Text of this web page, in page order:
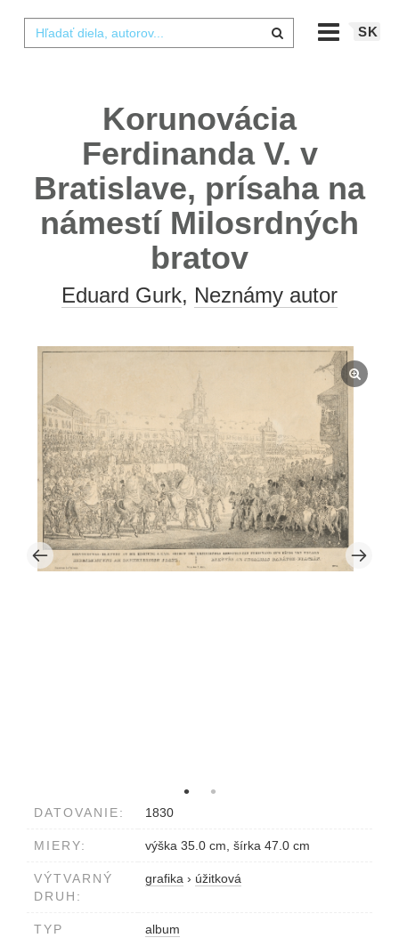
SK
Korunovácia
Ferdinanda V. v
Bratislave, prísaha na
námestí Milosrdných
bratov
Eduard Gurk, Neznámy autor
DATOVANIE: 1830
MIERY: výška 35.0 cm, šírka 47.0 cm
VÝTVARNÝ
DRUH:
grafika › úžitková
TYP
album